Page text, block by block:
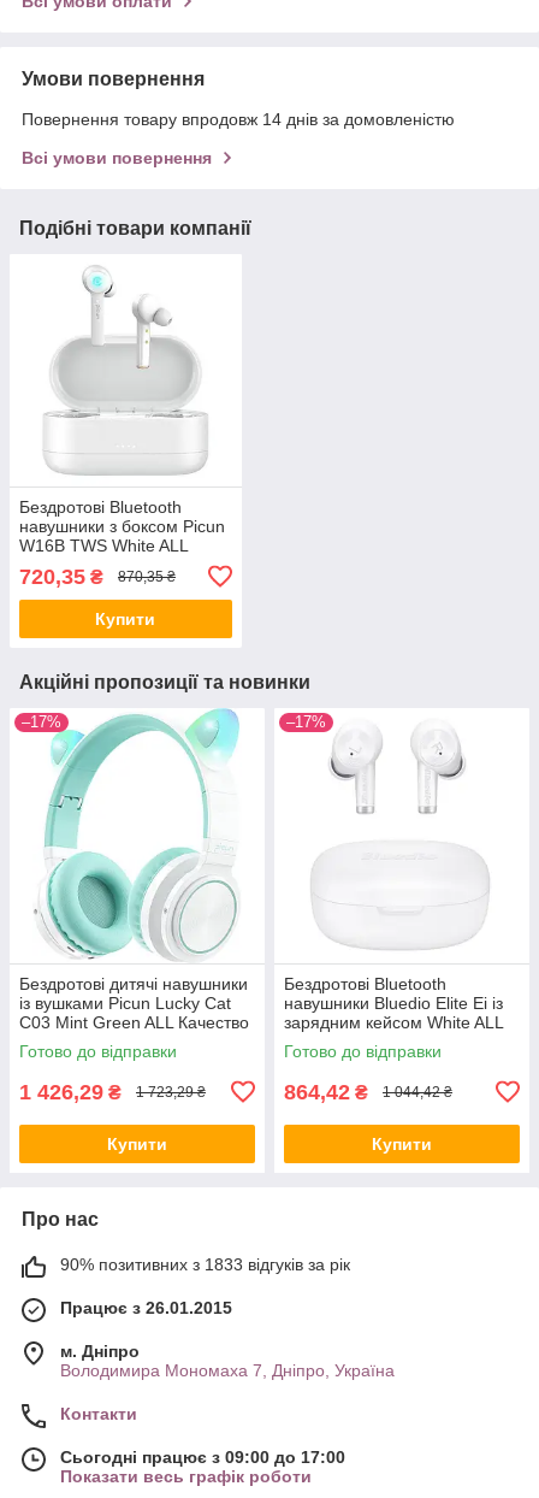
Умови повернення
Повернення товару впродовж 14 днів за домовленістю
Всі умови повернення
Подібні товари компанії
Бездротові Bluetooth
навушники з боксом Picun
W16B TWS White ALL
720,35 ₴ 870,35 ₴
Купити
Акційні пропозиції та новинки
–17%
Бездротові дитячі навушники
із вушками Picun Lucky Cat
С03 Mint Green ALL Качество
+ 2344
Готово до відправки
1 426,29 ₴ 1 723,29 ₴
Купити
–17%
Бездротові Bluetooth
навушники Bluedio Elite Ei із
зарядним кейсом White ALL
Качество + 2802
Готово до відправки
864,42 ₴ 1 044,42 ₴
Купити
Про нас
90% позитивних з 1833 відгуків за рік
Працює з 26.01.2015
м. Дніпро
Володимира Мономаха 7, Дніпро, Україна
Контакти
Сьогодні працює з 09:00 до 17:00
Показати весь графік роботи